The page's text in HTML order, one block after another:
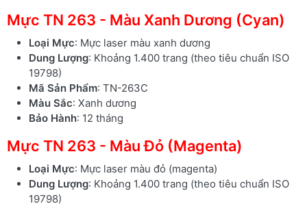
Mực TN 263 - Màu Xanh Dương (Cyan)
Loại Mực: Mực laser màu xanh dương
Dung Lượng: Khoảng 1.400 trang (theo tiêu chuẩn ISO
19798)
Mã Sản Phẩm: TN-263C
Màu Sắc: Xanh dương
Bảo Hành: 12 tháng
Mực TN 263 - Màu Đỏ (Magenta)
Loại Mực: Mực laser màu đỏ (magenta)
Dung Lượng: Khoảng 1.400 trang (theo tiêu chuẩn ISO
19798)